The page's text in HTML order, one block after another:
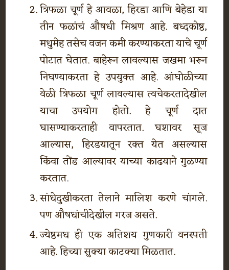
त्रिफळा चूर्ण हे आवळा, हिरडा आणि बेहेडा या
तीन फळांचं औषधी मिश्रण आहे. बध्दकोष्ठ,
मधुमेह तसेच वजन कमी करण्याकरता याचे चूर्ण
पोटात घेतात. बाहेरून लावल्यास जखमा भरून
निघण्याकरता हे उपयुक्त आहे. आंघोळीच्या
वेळी त्रिफळा चूर्ण लावल्यास त्वचेकरतादेखील
याचा उपयोग होतो. हे चूर्ण दात
घासण्याकरताही वापरतात. घशावर सूज
आल्यास, हिरडयातून रक्त येत असल्यास
किंवा तोंड आल्यावर याच्या काढयाने गुळण्या
करतात.
सांधेदुखीकरता तेलाने मालिश करणे चांगले.
पण औषधांचीदेखील गरज असते.
ज्येष्ठमध ही एक अतिशय गुणकारी वनस्पती
आहे. हिच्या सुक्या काटक्या मिळतात.